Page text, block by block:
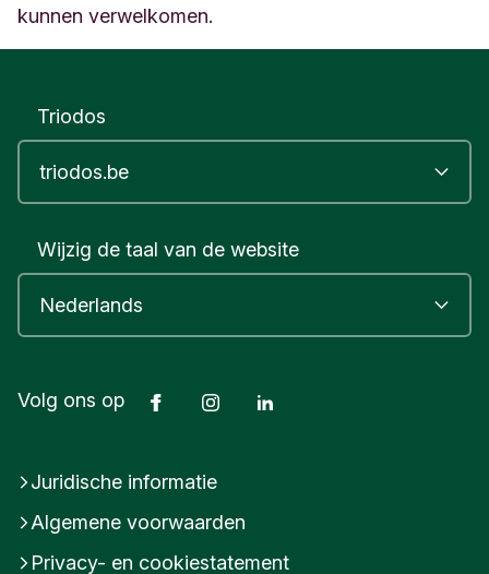
kunnen verwelkomen.
Triodos
Wijzig de taal van de website
Volg ons op FacebookInstagram
Juridische informatie
Algemene voorwaarden
Privacy- en cookiestatement